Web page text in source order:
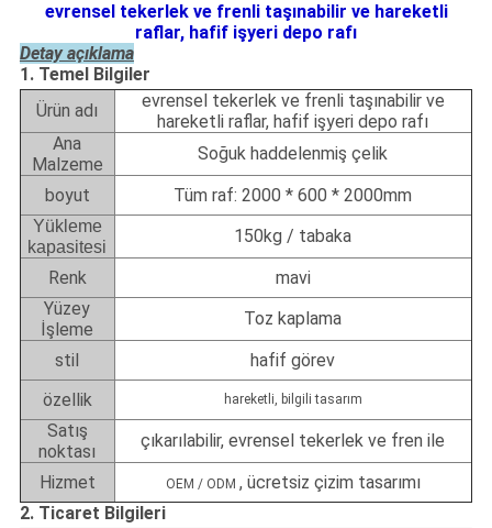
evrensel tekerlek ve frenli taşınabilir ve hareketli
raflar, hafif işyeri depo rafı
Detay açıklama
1. Temel Bilgiler
Ürün adı
evrensel tekerlek ve frenli taşınabilir ve
hareketli raflar, hafif işyeri depo rafı
Ana
Malzeme
Soğuk haddelenmiş çelik
boyut
Tüm raf: 2000 * 600 * 2000mm
Yükleme
kapasitesi
150kg / tabaka
Renk
mavi
Yüzey
İşleme
Toz kaplama
stil
hafif görev
özellik
hareketli, bilgili tasarım
Satış
noktası
çıkarılabilir, evrensel tekerlek ve fren ile
Hizmet
OEM / ODM , ücretsiz çizim tasarımı
2. Ticaret Bilgileri